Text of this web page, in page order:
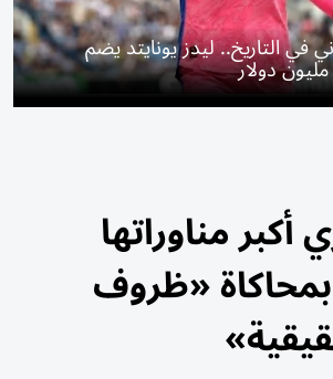
في التاريخ.. ليدز يونايتد يضم
أكبر مناوراتها
«ظروف